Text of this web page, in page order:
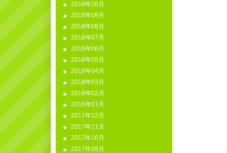
2018年10月
2018年09月
2018年08月
2018年07月
2018年06月
2018年05月
2018年04月
2018年03月
2018年02月
2018年01月
2017年12月
2017年11月
2017年10月
2017年09月